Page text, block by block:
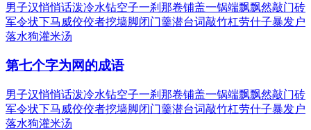
男子汉悄悄话泼冷水钻空子一刹那卷铺盖一锅端飘飘然敲门砖
军令状下马威佼佼者挖墙脚闭门羹潜台词敲竹杠劳什子暴发户
落水狗灌米汤
第七个字为网的成语
男子汉悄悄话泼冷水钻空子一刹那卷铺盖一锅端飘飘然敲门砖
军令状下马威佼佼者挖墙脚闭门羹潜台词敲竹杠劳什子暴发户
落水狗灌米汤